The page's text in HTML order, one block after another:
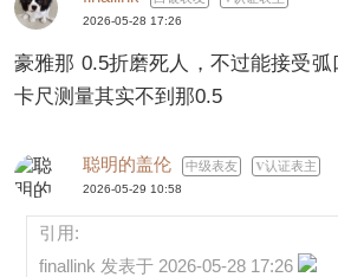
2026-05-28 17:26
豪雅那 0.5折磨死人，不过能接受弧
卡尺测量其实不到那0.5
聪明的盖伦 中级表友 认证表主
2026-05-29 10:58
引用:
finallink 发表于 2026-05-28 17:26